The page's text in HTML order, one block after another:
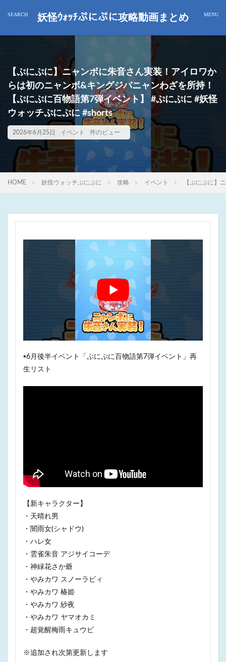
妖怪ｳｫｯﾁぷにぷに攻略動画まとめ
【ぷにぷに】ニャンボに朱音さん実装！アイロワか
らは初のニャンボ&キングジバニャンわざを所持！
【ぷにぷに百物語第7弾イベント】 #ぷにぷに #妖怪
ウォッチぷにぷに #shorts
2026年6月25日 イベント 件のビュー
HOME 妖怪ウォッチぷにぷに 攻略 イベント 【ぷにぷに】
▪️6月後半イベント「ぷにぷに百物語第7弾イベント」再
生リスト
【新キャラクター】
・天晴れ男
・闇雨女(シャドウ)
・ハレ女
・雲雀朱音 アジサイコーデ
・神緑花さか爺
・やみカワ スノーラビィ
・やみカワ 椿姫
・やみカワ 紗夜
・やみカワ ヤマオカミ
・超覚醒梅雨キュウビ
※追加され次第更新します